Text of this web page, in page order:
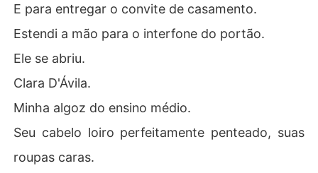
E para entregar o convite de casamento.
Estendi a mão para o interfone do portão.
Ele se abriu.
Clara D'Ávila.
Minha algoz do ensino médio.
Seu cabelo loiro perfeitamente penteado, suas
roupas caras.